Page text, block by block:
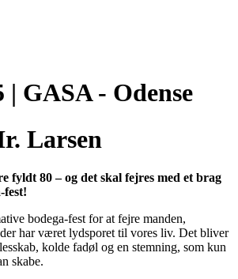
| GASA - Odense
Larsen
fyldt 80 – og det skal fejres med et brag
fest!
bodega-fest for at fejre manden,
der har været lydsporet til vores liv. Det bliver
kolde fadøl og en stemning, som kun
skabe.